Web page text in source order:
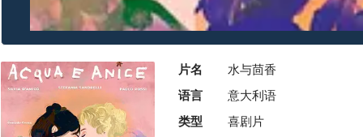
片名
水与茴香
语言
意大利语
类型
喜剧片